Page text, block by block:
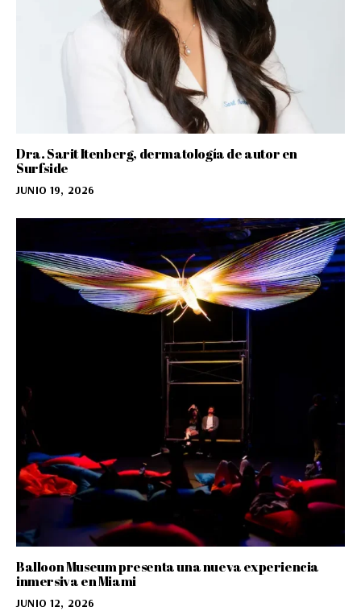
Dra. Sarit Itenberg, dermatología de autor en
Surfside
JUNIO 19, 2026
Balloon Museum presenta una nueva experiencia
inmersiva en Miami
JUNIO 12, 2026